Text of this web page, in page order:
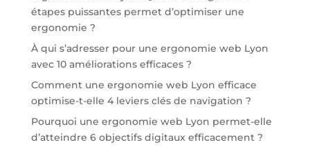
étapes puissantes permet d’optimiser une
ergonomie ?
À qui s’adresser pour une ergonomie web Lyon
avec 10 améliorations efficaces ?
Comment une ergonomie web Lyon efficace
optimise-t-elle 4 leviers clés de navigation ?
Pourquoi une ergonomie web Lyon permet-elle
d’atteindre 6 objectifs digitaux efficacement ?